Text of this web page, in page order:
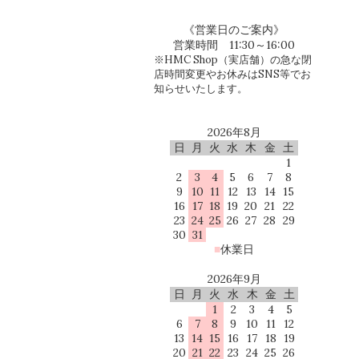
《営業日のご案内》
営業時間 11:30～16:00
※HMC Shop（実店舗）の急な閉
店時間変更やお休みはSNS等でお
知らせいたします。
2026年8月
日
月 火 水 木 金
土
1
2
3 4 5 6 7
8
9
10 11 12 13 14 15
16
17 18 19 20 21
22
23 24 25 26 27 28 29
30 31
■休業日
2026年9月
日
月 火 水 木 金
土
1
2 3 4
5
6
7 8 9 10 11
12
13
14 15 16 17 18
19
20 21 22 23 24 25 26